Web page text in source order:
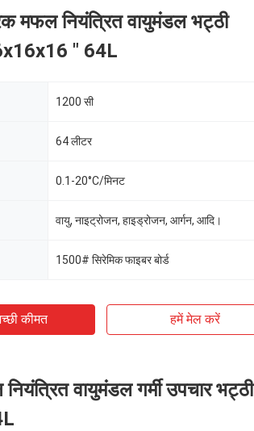
मफल नियंत्रित वायुमंडल भट्ठी
" 64L
1200 सी
64 लीटर
0.1-20°C/मिनट
वायु, नाइट्रोजन, हाइड्रोजन, आर्गन, आदि।
1500# सिरेमिक फाइबर बोर्ड
कीमत हमें मेल करें
नियंत्रित वायुमंडल गर्मी उपचार भट्ठी